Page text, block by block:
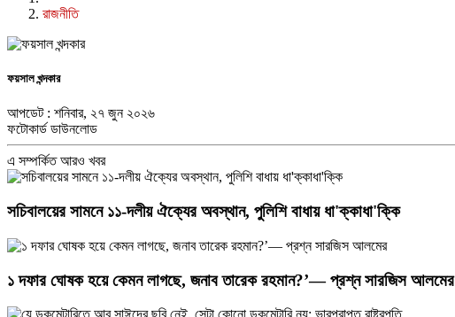
রাজনীতি
ফয়সাল খন্দকার
আপডেট : শনিবার, ২৭ জুন ২০২৬
ফটোকার্ড ডাউনলোড
এ সম্পর্কিত আরও খবর
সচিবালয়ের সামনে ১১-দলীয় ঐক্যের অবস্থান, পুলিশি বাধায় ধা'ক্কাধা'ক্কি
১ দফার ঘোষক হয়ে কেমন লাগছে, জনাব তারেক রহমান?’— প্রশ্ন সারজিস আলমের